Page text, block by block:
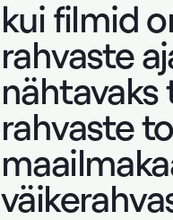
kui filmid
rahvaste
nähtavaks
rahvaste